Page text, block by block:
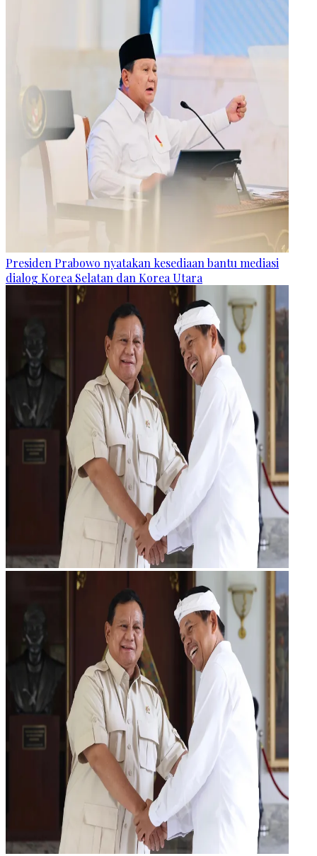
Presiden Prabowo nyatakan kesediaan bantu mediasi
dialog Korea Selatan dan Korea Utara